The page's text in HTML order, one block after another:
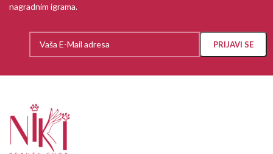
nagradnim igrama.